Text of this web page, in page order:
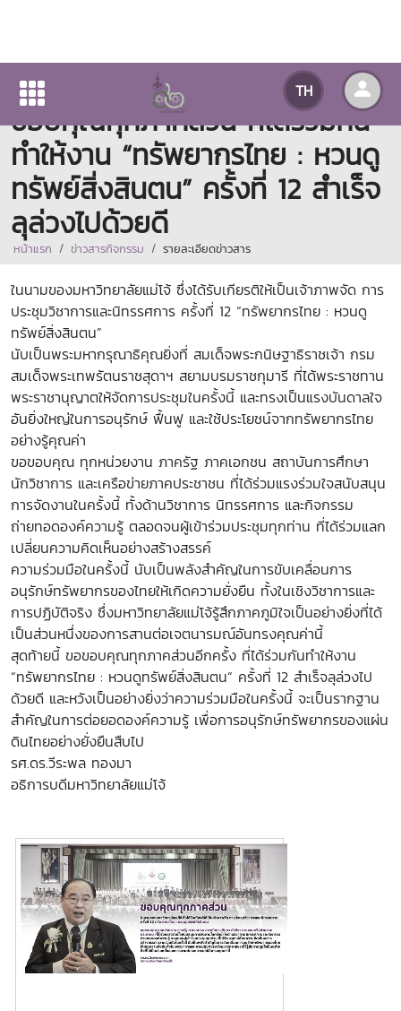
TH
อธิการบดีมหาวิทยาลัยแม่โจ้
ขอบคุณทุกภาคส่วน ที่ได้ร่วมกัน
ทำให้งาน “ทรัพยากรไทย : หวนดู
ทรัพย์สิ่งสินตน” ครั้งที่ 12 สำเร็จ
ลุล่วงไปด้วยดี
หน้าแรก ข่าวสารกิจกรรม รายละเอียดข่าวสาร
ในนามของมหาวิทยาลัยแม่โจ้ ซึ่งได้รับเกียรติให้เป็นเจ้าภาพจัด การ
ประชุมวิชาการและนิทรรศการ ครั้งที่ 12 “ทรัพยากรไทย : หวนดู
ทรัพย์สิ่งสินตน”
นับเป็นพระมหากรุณาธิคุณยิ่งที่ สมเด็จพระกนิษฐาธิราชเจ้า กรม
สมเด็จพระเทพรัตนราชสุดาฯ สยามบรมราชกุมารี ที่ได้พระราชทาน
พระราชานุญาตให้จัดการประชุมในครั้งนี้ และทรงเป็นแรงบันดาลใจ
อันยิ่งใหญ่ในการอนุรักษ์ ฟื้นฟู และใช้ประโยชน์จากทรัพยากรไทย
อย่างรู้คุณค่า
ขอขอบคุณ ทุกหน่วยงาน ภาครัฐ ภาคเอกชน สถาบันการศึกษา
นักวิชาการ และเครือข่ายภาคประชาชน ที่ได้ร่วมแรงร่วมใจสนับสนุน
การจัดงานในครั้งนี้ ทั้งด้านวิชาการ นิทรรศการ และกิจกรรม
ถ่ายทอดองค์ความรู้ ตลอดจนผู้เข้าร่วมประชุมทุกท่าน ที่ได้ร่วมแลก
เปลี่ยนความคิดเห็นอย่างสร้างสรรค์
ความร่วมมือในครั้งนี้ นับเป็นพลังสำคัญในการขับเคลื่อนการ
อนุรักษ์ทรัพยากรของไทยให้เกิดความยั่งยืน ทั้งในเชิงวิชาการและ
การปฏิบัติจริง ซึ่งมหาวิทยาลัยแม่โจ้รู้สึกภาคภูมิใจเป็นอย่างยิ่งที่ได้
เป็นส่วนหนึ่งของการสานต่อเจตนารมณ์อันทรงคุณค่านี้
สุดท้ายนี้ ขอขอบคุณทุกภาคส่วนอีกครั้ง ที่ได้ร่วมกันทำให้งาน
“ทรัพยากรไทย : หวนดูทรัพย์สิ่งสินตน” ครั้งที่ 12 สำเร็จลุล่วงไป
ด้วยดี และหวังเป็นอย่างยิ่งว่าความร่วมมือในครั้งนี้ จะเป็นรากฐาน
สำคัญในการต่อยอดองค์ความรู้ เพื่อการอนุรักษ์ทรัพยากรของแผ่น
ดินไทยอย่างยั่งยืนสืบไป
รศ.ดร.วีระพล ทองมา
อธิการบดีมหาวิทยาลัยแม่โจ้